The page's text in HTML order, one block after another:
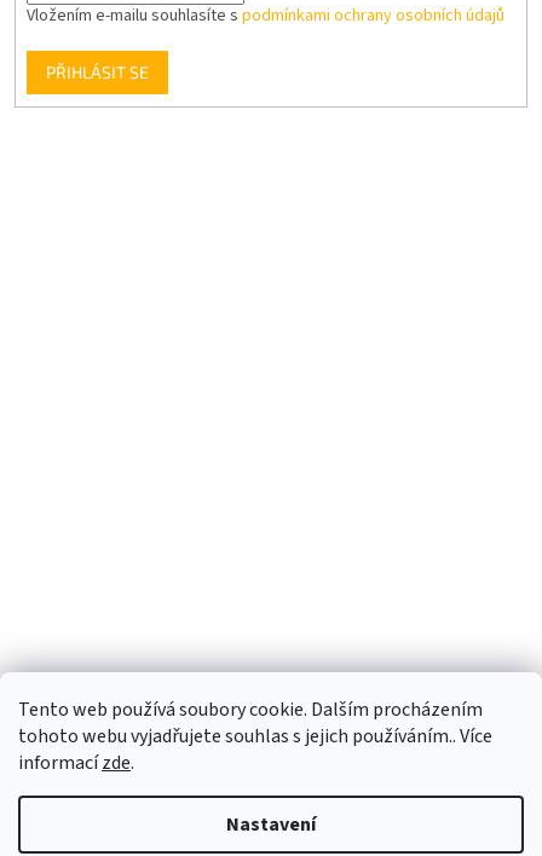
Tento web používá soubory cookie. Dalším procházením
tohoto webu vyjadřujete souhlas s jejich používáním.. Více
informacízde.
Nastavení
Vložením e-mailu souhlasíte s podmínkami ochrany osobních údajů
PŘIHLÁSIT SE